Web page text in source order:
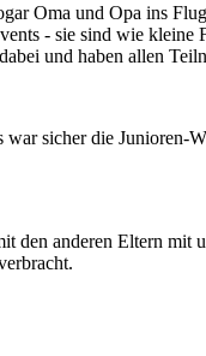
Oma und Opa ins
- sie sind wie
und haben allen
war sicher die
den anderen Eltern